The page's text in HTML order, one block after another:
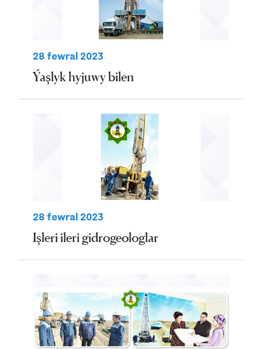
28 fewral 2023
Ýaşlyk hyjuwy bilen
28 fewral 2023
Işleri ileri gidrogeologlar